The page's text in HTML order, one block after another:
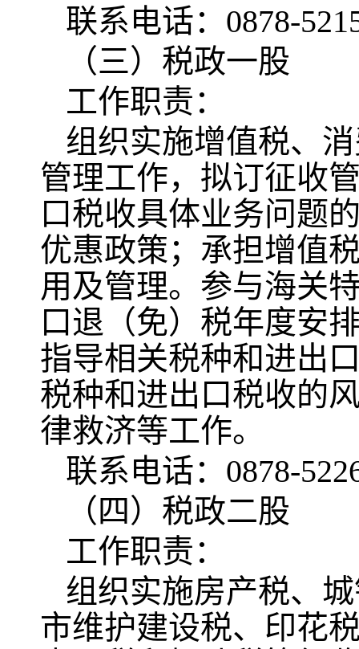
联系电话：0878-
（三）税政一股
工作职责：
组织实施增值税、
管理工作，拟订征收
口税收具体业务问题
优惠政策；承担增值
用及管理。参与海关
口退（免）税年度安
指导相关税种和进出
税种和进出口税收的
律救济等工作。
联系电话：0878-
（四）税政二股
工作职责：
组织实施房产税、
市维护建设税、印花